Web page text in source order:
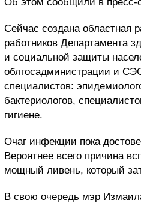
Сейчас создана областная
работников Департамента
и социальной защиты
облгосадминистрации и
специалистов:
бактериологов,
гигиене.
Очаг инфекции пока
Вероятнее всего причина
мощный ливень, который
В свою очередь мэр